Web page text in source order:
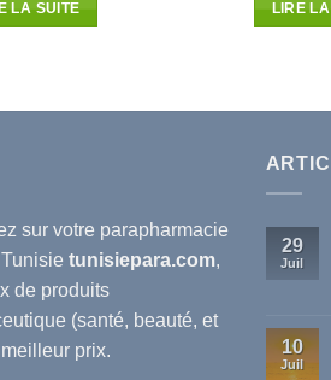
était :
LA SUITE LIRE
sur votre parapharmacie
tunisiepara.com,
de produits
(santé, beauté, et
prix.
29
Juil
10
Juil